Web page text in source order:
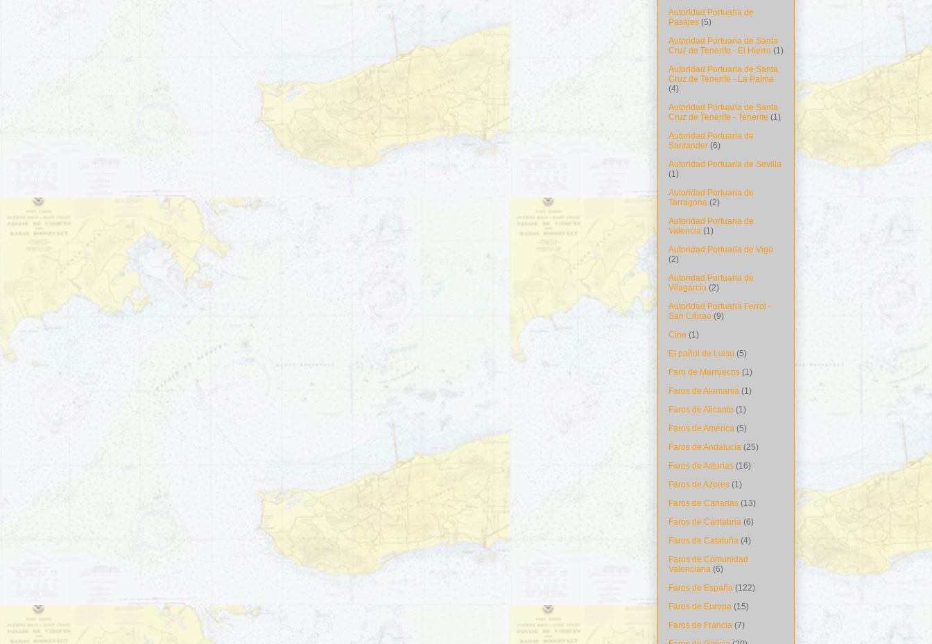
Autoridad Portuaria de
Pasajes (5)
Autoridad Portuaria de Santa
Cruz de Tenerife - El Hierro (1)
Autoridad Portuaria de Santa
Cruz de Tenerife - La Palma
(4)
Autoridad Portuaria de Santa
Cruz de Tenerife - Tenerife (1)
Autoridad Portuaria de
Santander (6)
Autoridad Portuaria de Sevilla
(1)
Autoridad Portuaria de
Tarragona (2)
Autoridad Portuaria de
Valencia (1)
Autoridad Portuaria de Vigo
(2)
Autoridad Portuaria de
Vilagarcía (2)
Autoridad Portuaria Ferrol -
San Cibrao (9)
Cine (1)
El pañol de Luisu (5)
Faro de Marruecos (1)
Faros de Alemania (1)
Faros de Alicante (1)
Faros de América (5)
Faros de Andalucía (25)
Faros de Asturias (16)
Faros de Azores (1)
Faros de Canarias (13)
Faros de Cantabria (6)
Faros de Cataluña (4)
Faros de Comunidad
Valenciana (6)
Faros de España (122)
Faros de Europa (15)
Faros de Francia (7)